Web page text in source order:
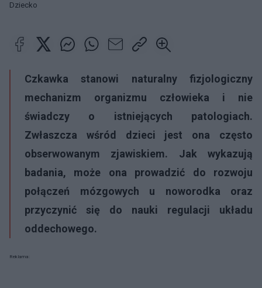
Dziecko
Czkawka stanowi naturalny fizjologiczny
mechanizm organizmu człowieka i nie
świadczy o istniejących patologiach.
Zwłaszcza wśród dzieci jest ona często
obserwowanym zjawiskiem. Jak wykazują
badania, może ona prowadzić do rozwoju
połączeń mózgowych u noworodka oraz
przyczynić się do nauki regulacji układu
oddechowego.
Reklama: